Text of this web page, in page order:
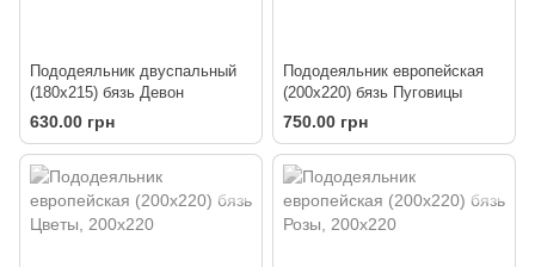
Пододеяльник двуспальный
(180х215) бязь Девон
630.00 грн
Пододеяльник европейская
(200х220) бязь Пуговицы
750.00 грн